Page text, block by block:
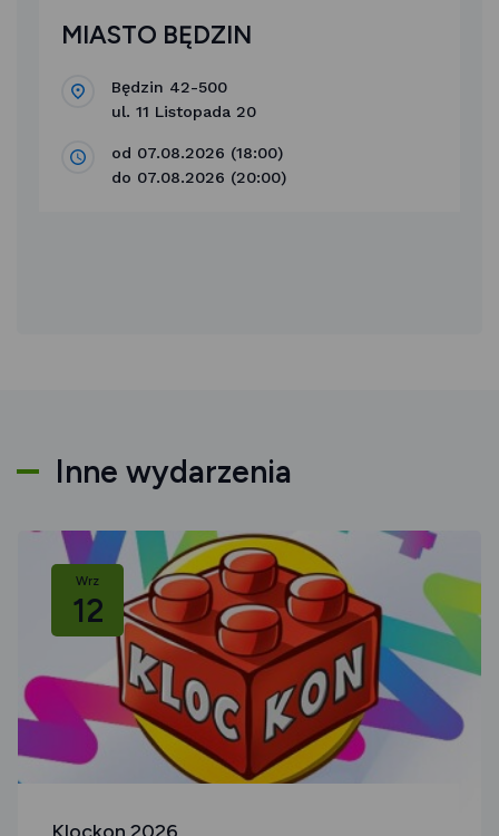
MIASTO BĘDZIN
Będzin 42-500
ul. 11 Listopada 20
od 07.08.2026 (18:00)
do 07.08.2026 (20:00)
Inne wydarzenia
Wrz
12